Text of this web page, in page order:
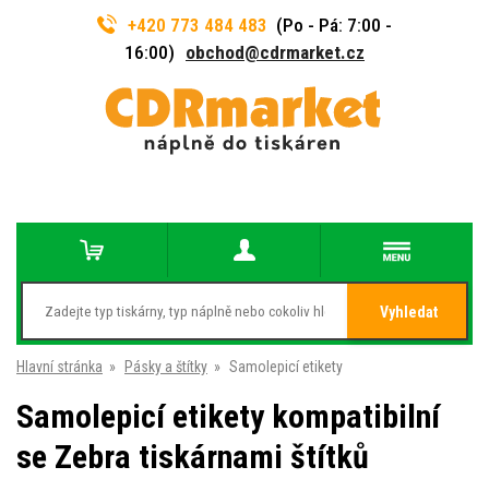
+420 773 484 483 (Po - Pá: 7:00 -
16:00) obchod@cdrmarket.cz
Vyhledat
Hlavní stránka » Pásky a štítky » Samolepicí etikety
Samolepicí etikety kompatibilní
se Zebra tiskárnami štítků